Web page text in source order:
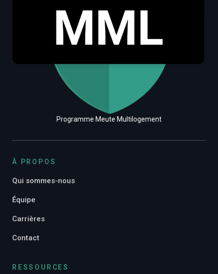
Programme Meute Multilogement
À PROPOS
Qui sommes-nous
Équipe
Carrières
Contact
RESSOURCES